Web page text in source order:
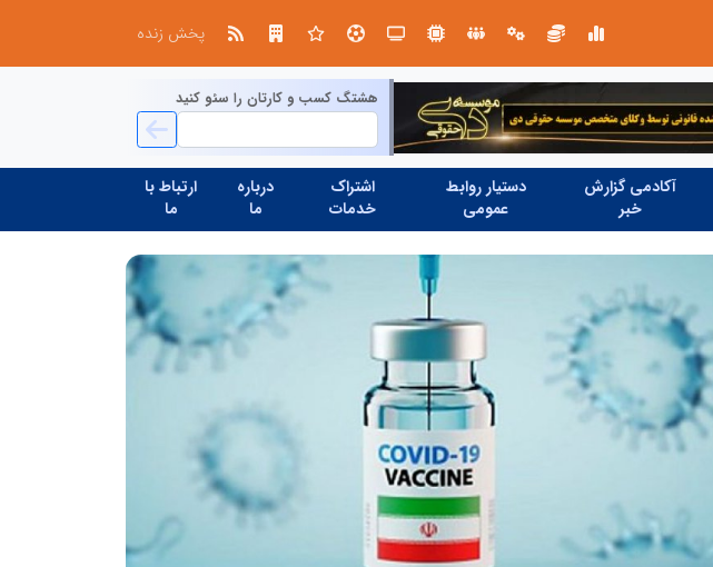
پخش زنده
هشتگ کسب و کارتان را سئو کنید
آکادمی گزارش
خبر
دستیار روابط
عمومی
اشتراک
خدمات
درباره
ما
ارتباط با
ما